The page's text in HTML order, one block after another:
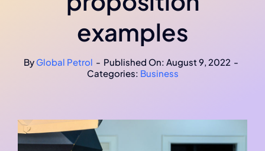
examples
By Global Petrol - Published On: August 9, 2022 -
Categories: Business